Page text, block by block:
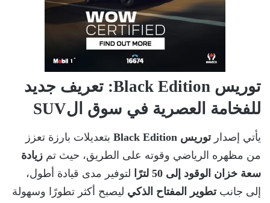
توريس Black Edition: تعريف جديد
للفخامة العصرية في سوق الSUV
يأتي إصدارتوريس Black Edition
بتعديلات بارزة تعزز
من مظهره الرياضي وقوته على الطريق، حيث تم زيادة
سعة خزان الوقود إلى 50 لترًا
لتوفير مدى قيادة أطول،
إلى جانبتطوير المفتاح الذكي ليصبح أكثر تطورًا وسهولة